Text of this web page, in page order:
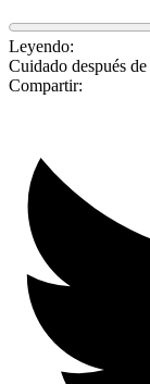
Leyendo:
Cuidado después
Compartir: